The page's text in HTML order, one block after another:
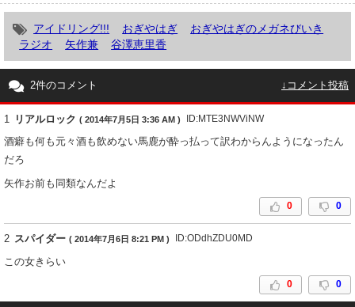
アイドリング!!! おぎやはぎ
おぎやはぎのメガネびいき
ラジオ
矢作兼 谷澤恵里香
2件のコメント ↓コメント投稿
1 リアルロック ( 2014年7月5日 3:36 AM ) ID:MTE3NWViNW
酒癖も何も元々酒も飲めない馬鹿が酔っ払って訳わからんようになったん
だろ
矢作お前も同類なんだよ
0 0
2 スパイダー ( 2014年7月6日 8:21 PM ) ID:ODdhZDU0MD
この女きらい
0 0